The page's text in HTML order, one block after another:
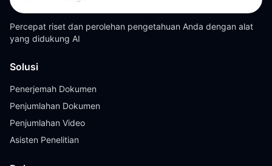
Percepat riset dan perolehan pengetahuan Anda dengan alat
yang didukung AI
Solusi
Penerjemah Dokumen
Penjumlahan Dokumen
Penjumlahan Video
Asisten Penelitian